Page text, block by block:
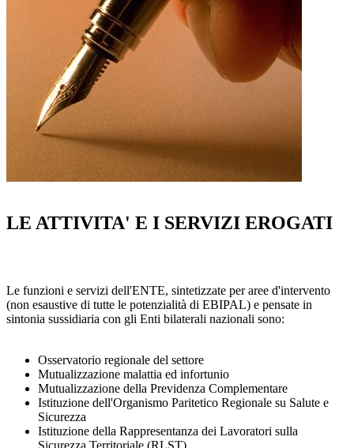
LE ATTIVITA' E I SERVIZI EROGATI
Le funzioni e servizi dell'ENTE, sintetizzate per aree d'intervento
(non esaustive di tutte le potenzialità di EBIPAL) e pensate in
sintonia sussidiaria con gli Enti bilaterali nazionali sono:
Osservatorio regionale del settore
Mutualizzazione malattia ed infortunio
Mutualizzazione della Previdenza Complementare
Istituzione dell'Organismo Paritetico Regionale su Salute e
Sicurezza
Istituzione della Rappresentanza dei Lavoratori sulla
Sicurezza Territoriale (RLST)